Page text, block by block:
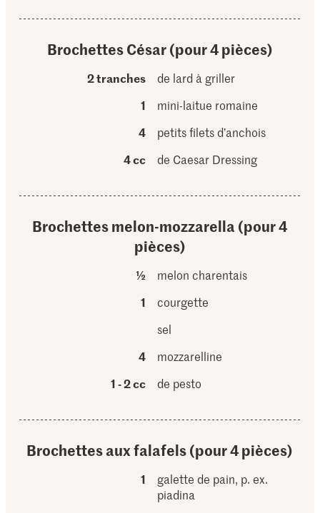
Brochettes César (pour 4 pièces)
2 tranches
de lard à griller
1
mini-laitue romaine
4
petits filets d’anchois
4 cc
de Caesar Dressing
Brochettes melon-mozzarella (pour 4
pièces)
½
melon charentais
1
courgette
sel
4
mozzarelline
1 - 2 cc
de pesto
Brochettes aux falafels (pour 4 pièces)
1
galette de pain, p. ex.
piadina